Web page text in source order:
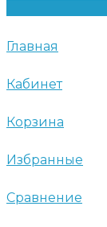
Главная
Кабинет
Корзина
Избранные
Сравнение